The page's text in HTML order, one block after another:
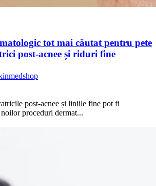
tot mai căutat pentru pete
post-acnee și riduri fine
post-acnee și liniile fine pot fi
proceduri dermat...